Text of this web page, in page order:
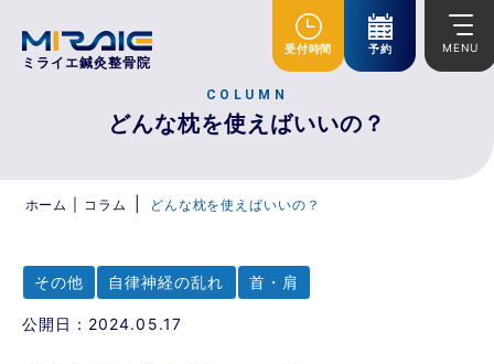
ミライエ鍼灸整骨院
受付時間 予約 MENU
COLUMN
どんな枕を使えばいいの？
ホーム コラム どんな枕を使えばいいの？
その他 自律神経の乱れ 首・肩
公開日：2024.05.17